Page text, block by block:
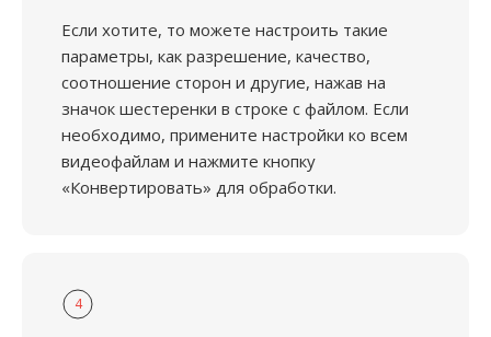
Если хотите, то можете настроить такие
параметры, как разрешение, качество,
соотношение сторон и другие, нажав на
значок шестеренки в строке с файлом. Если
необходимо, примените настройки ко всем
видеофайлам и нажмите кнопку
«Конвертировать» для обработки.
4